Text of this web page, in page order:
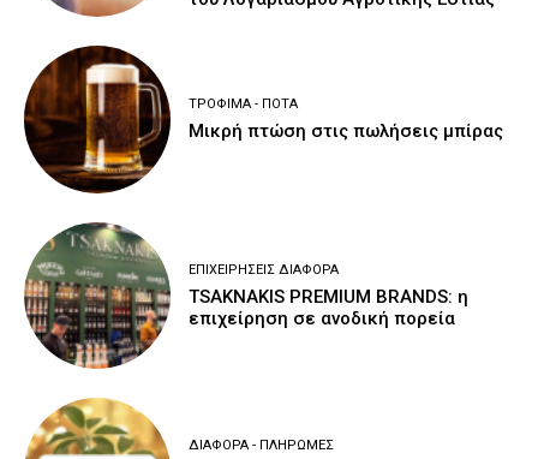
ΤΡΌΦΙΜΑ - ΠΟΤΆ
Μικρή πτώση στις πωλήσεις μπίρας
ΕΠΙΧΕΙΡΉΣΕΙΣ ΔΙΆΦΟΡΑ
TSAKNAKIS PREMIUM BRANDS: η
επιχείρηση σε ανοδική πορεία
ΔΙΆΦΟΡΑ - ΠΛΗΡΩΜΈΣ